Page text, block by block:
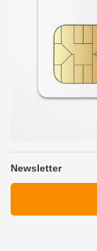
Newsletter